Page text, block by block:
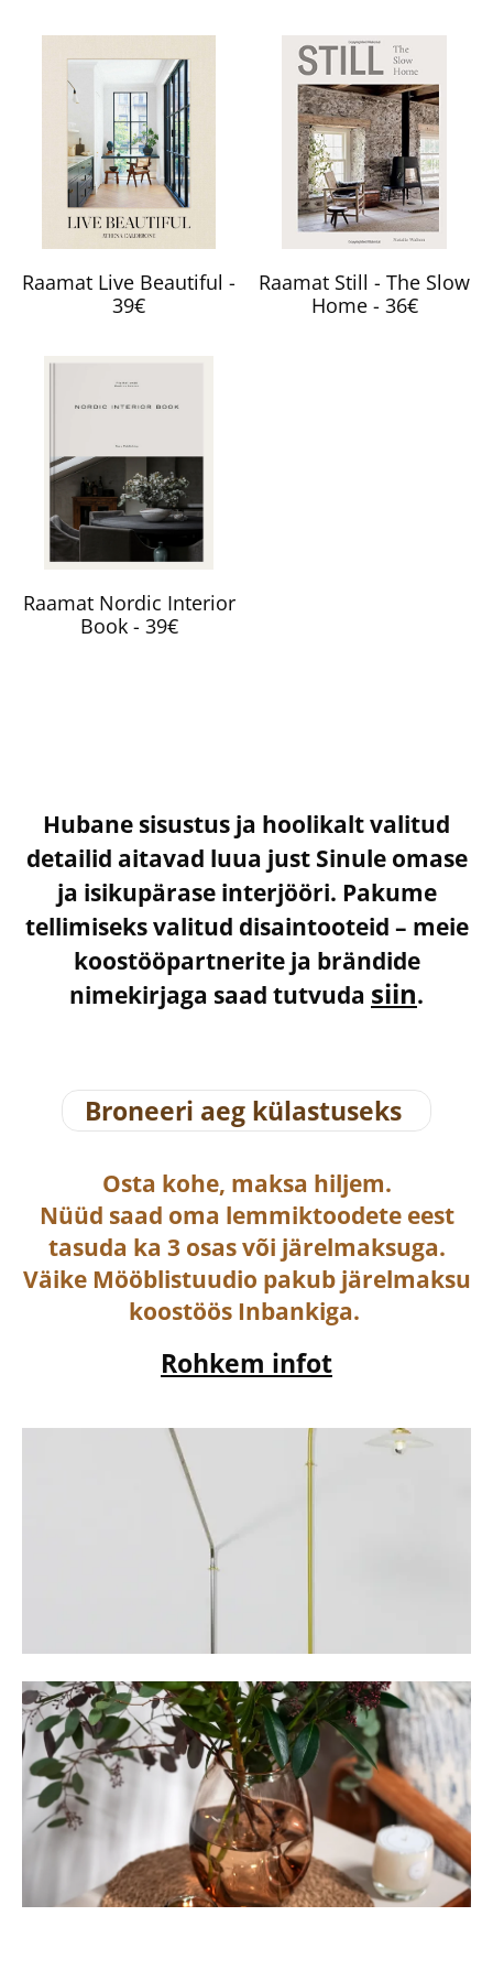
Raamat Live Beautiful -
39€
Raamat Still - The Slow
Home - 36€
Raamat Nordic Interior
Book - 39€
Hubane sisustus ja hoolikalt valitud
detailid aitavad luua just Sinule omase
ja isikupärase interjööri. Pakume
tellimiseks valitud disaintooteid – meie
koostööpartnerite ja brändide
nimekirjaga saad tutvuda siin.
Broneeri aeg külastuseks
Osta kohe, maksa hiljem.
Nüüd saad oma lemmiktoodete eest
tasuda ka 3 osas või järelmaksuga.
Väike Mööblistuudio pakub järelmaksu
koostöös Inbankiga.
Rohkem infot